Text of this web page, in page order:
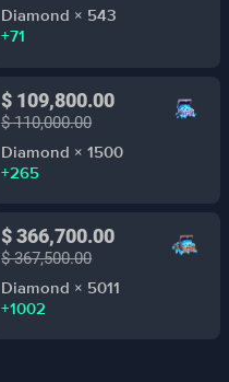
Diamond × 543
+71
$ 109,800.00
$ 110,000.00
Diamond × 1500
+265
$ 366,700.00
$ 367,500.00
Diamond × 5011
+1002